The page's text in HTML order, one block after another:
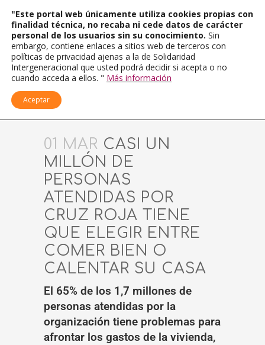
01 MAR CASI UN
MILLÓN DE
PERSONAS
ATENDIDAS POR
CRUZ ROJA TIENE
QUE ELEGIR ENTRE
COMER BIEN O
CALENTAR SU CASA
El 65% de los 1,7 millones de
personas atendidas por la
organización tiene problemas para
afrontar los gastos de la vivienda,
"Este portal web únicamente utiliza cookies propias con
finalidad técnica, no recaba ni cede datos de carácter
personal de los usuarios sin su conocimiento. Sin
embargo, contiene enlaces a sitios web de terceros con
políticas de privacidad ajenas a la de Solidaridad
Intergeneracional que usted podrá decidir si acepta o no
cuando acceda a ellos. " Más información
Aceptar